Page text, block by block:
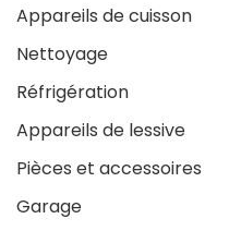
Appareils de cuisson
Nettoyage
Réfrigération
Appareils de lessive
Pièces et accessoires
Garage